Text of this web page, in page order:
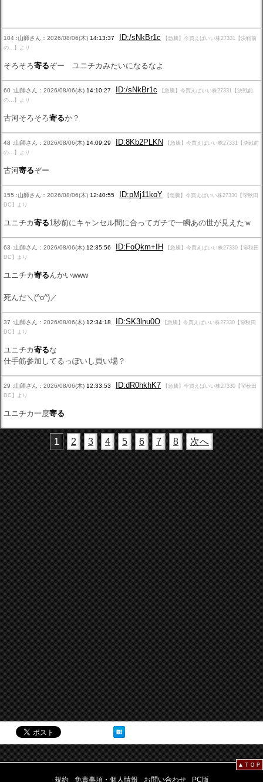
104 :山師さん：2026/08/06(木) 14:13:37 ID:/sNkBr1c
【急騰】今買えばいい株27331【決戦前
の…】より
そろそろ寄るぞー ユニチカみたいになるなよ
60 :山師さん：2026/08/06(木) 14:10:27 ID:/sNkBr1c
【急騰】今買えばいい株27331【決戦前
の…】より
古河そろそろ寄るか？
48 :山師さん：2026/08/06(木) 14:09:29 ID:8Kb2PLKN
【急騰】今買えばいい株27331【決戦前
の…】より
古河寄るぞー
155 :山師さん：2026/08/06(木) 12:40:55 ID:pMj11koY
【急騰】今買えばいい株27330【🐻秋田
DC】より
ユニチカ寄る1秒前にキャンセル間に合ってガチで一瞬あの世が見えたｗ
63 :山師さん：2026/08/06(木) 12:35:56 ID:FoQkm+IH
【急騰】今買えばいい株27330【🐻秋田
DC】より
ユニチカ寄るんかいwww
死んだ＼(^o^)／
37 :山師さん：2026/08/06(木) 12:34:18 ID:SK3lnu0O
【急騰】今買えばいい株27330【🐻秋田
DC】より
ユニチカ寄るな
仕手筋参加してるっぽいし買い場？
29 :山師さん：2026/08/06(木) 12:33:53 ID:dR0hkhK7
【急騰】今買えばいい株27330【🐻秋田
DC】より
ユニチカ一度寄る
1 2 3 4 5 6 7 8 次へ
▲ＴＯＰ
規約 免責事項・個人情報 お問い合わせ PC版